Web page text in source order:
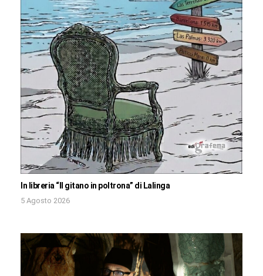
In libreria “Il gitano in poltrona” di Lalinga
5 Agosto 2026